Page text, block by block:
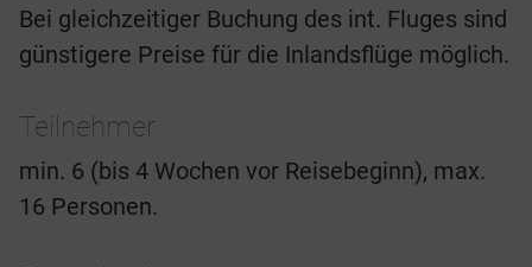
Bei gleichzeitiger Buchung des int. Fluges sind
günstigere Preise für die Inlandsflüge möglich.
Teilnehmer
min. 6 (bis 4 Wochen vor Reisebeginn), max.
16 Personen.